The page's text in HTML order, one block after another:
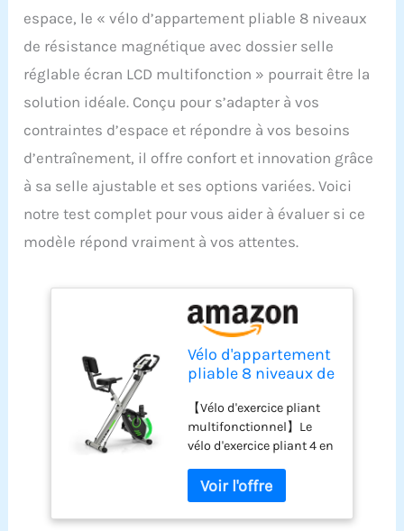
espace, le « vélo d’appartement pliable 8 niveaux
de résistance magnétique avec dossier selle
réglable écran LCD multifonction » pourrait être la
solution idéale. Conçu pour s’adapter à vos
contraintes d’espace et répondre à vos besoins
d’entraînement, il offre confort et innovation grâce
à sa selle ajustable et ses options variées. Voici
notre test complet pour vous aider à évaluer si ce
modèle répond vraiment à vos attentes.
Vélo d'appartement
pliable 8 niveaux de
magnétique avec
dossier selle
réglable écran LCD
multifonction pour
entraînement à
domicile
【Vélo d'exercice pliant
multifonctionnel】Le
vélo d'exercice pliant 4 en
d'entraînement
polyvalentes, vous
permettant de faire de